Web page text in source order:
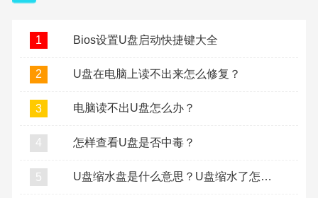
1 Bios设置U盘启动快捷键大全
2 U盘在电脑上读不出来怎么修复？
3 电脑读不出U盘怎么办？
4 怎样查看U盘是否中毒？
5 U盘缩水盘是什么意思？U盘缩水了怎么复原？